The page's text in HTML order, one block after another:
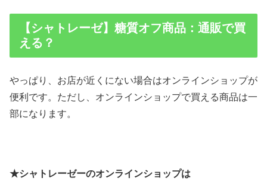
【シャトレーゼ】糖質オフ商品：通販で買
える？
やっぱり、お店が近くにない場合はオンラインショップが
便利です。ただし、オンラインショップで買える商品は一
部になります。
★シャトレーゼーのオンラインショップは